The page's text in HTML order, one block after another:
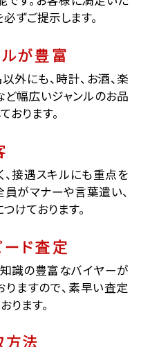
ずご提示します。
が豊富
外にも、時計、お酒、楽
ど幅広いジャンルのお品
おります。
接遇スキルにも重点を
員がマナーや言葉遣い、
けております。
ド査定
識の豊富なバイヤーが
ますので、素早い査定
ります。
方法